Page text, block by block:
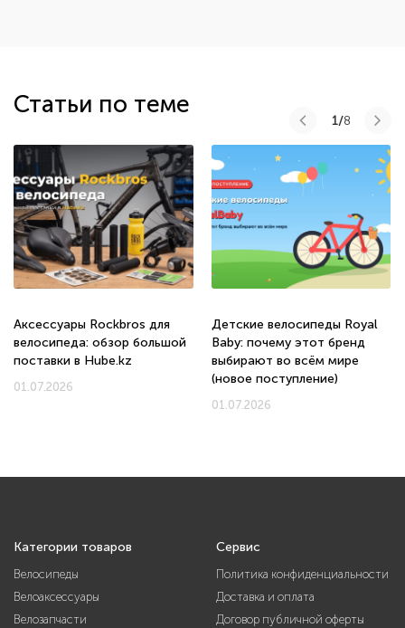
Статьи по теме
Аксессуары Rockbros для
велосипеда: обзор большой
поставки в Hube.kz
01.07.2026
Детские велосипеды Royal
Baby: почему этот бренд
выбирают во всём мире
(новое поступление)
01.07.2026
1/8
Категории товаров
Велосипеды
Велоаксессуары
Велозапчасти
Сервис
Политика конфиденциальности
Доставка и оплата
Договор публичной оферты